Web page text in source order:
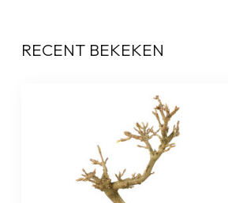
RECENT BEKEKEN